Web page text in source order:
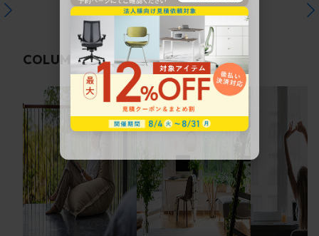
COLUMN関連コラム